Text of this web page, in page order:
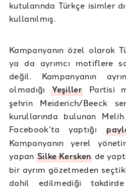
kutularında Türkçe isimler
kullanılmış.
Kampanyanın özel olarak
ya da ayrımcı motiflere
değil. Kampanyanın
olmadığıYeşiller Partisi
şehrin Meiderich/Beeck
kurullarında bulunan
Facebook’ta yaptığı
Kampanyanın yerel
yapanSilke Kersken de
bir ayrım gözetmeden
dahil edilmediği